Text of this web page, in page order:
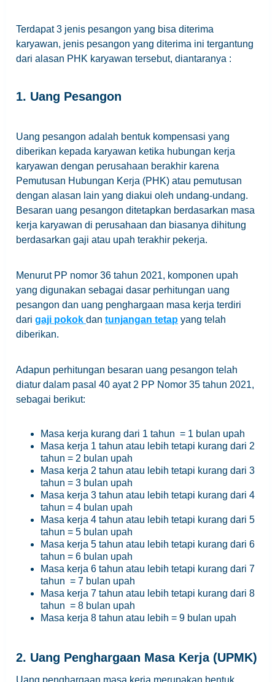
Terdapat 3 jenis pesangon yang bisa diterima
karyawan, jenis pesangon yang diterima ini tergantung
dari alasan PHK karyawan tersebut, diantaranya :
1. Uang Pesangon
Uang pesangon adalah bentuk kompensasi yang
diberikan kepada karyawan ketika hubungan kerja
karyawan dengan perusahaan berakhir karena
Pemutusan Hubungan Kerja (PHK) atau pemutusan
dengan alasan lain yang diakui oleh undang-undang.
Besaran uang pesangon ditetapkan berdasarkan masa
kerja karyawan di perusahaan dan biasanya dihitung
berdasarkan gaji atau upah terakhir pekerja.
Menurut PP nomor 36 tahun 2021, komponen upah
yang digunakan sebagai dasar perhitungan uang
pesangon dan uang penghargaan masa kerja terdiri
dari gaji pokok dan tunjangan tetap yang telah
diberikan.
Adapun perhitungan besaran uang pesangon telah
diatur dalam pasal 40 ayat 2 PP Nomor 35 tahun 2021,
sebagai berikut:
Masa kerja kurang dari 1 tahun = 1 bulan upah
Masa kerja 1 tahun atau lebih tetapi kurang dari 2
tahun = 2 bulan upah
Masa kerja 2 tahun atau lebih tetapi kurang dari 3
tahun = 3 bulan upah
Masa kerja 3 tahun atau lebih tetapi kurang dari 4
tahun = 4 bulan upah
Masa kerja 4 tahun atau lebih tetapi kurang dari 5
tahun = 5 bulan upah
Masa kerja 5 tahun atau lebih tetapi kurang dari 6
tahun = 6 bulan upah
Masa kerja 6 tahun atau lebih tetapi kurang dari 7
tahun = 7 bulan upah
Masa kerja 7 tahun atau lebih tetapi kurang dari 8
tahun = 8 bulan upah
Masa kerja 8 tahun atau lebih = 9 bulan upah
2. Uang Penghargaan Masa Kerja (UPMK)